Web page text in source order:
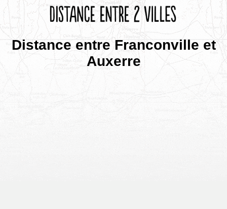
Distance entre Franconville et
Auxerre